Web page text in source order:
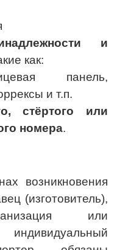
и
как:
панель,
и т.п.
стёртого или
номера.
возникновения
(изготовитель),
или